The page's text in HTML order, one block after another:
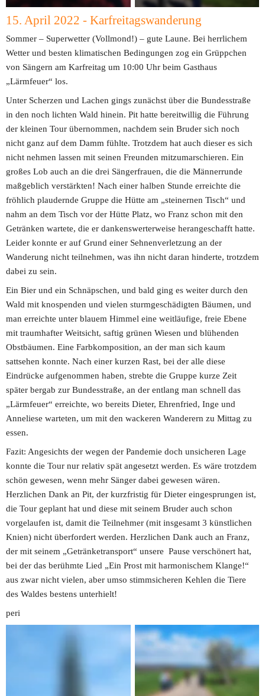
15. April 2022 - Karfreitagswanderung
Sommer – Superwetter (Vollmond!) – gute Laune. Bei herrlichem
Wetter und besten klimatischen Bedingungen zog ein Grüppchen
von Sängern am Karfreitag um 10:00 Uhr beim Gasthaus
„Lärmfeuer“ los.
Unter Scherzen und Lachen gings zunächst über die Bundesstraße
in den noch lichten Wald hinein. Pit hatte bereitwillig die Führung
der kleinen Tour übernommen, nachdem sein Bruder sich noch
nicht ganz auf dem Damm fühlte. Trotzdem hat auch dieser es sich
nicht nehmen lassen mit seinen Freunden mitzumarschieren. Ein
großes Lob auch an die drei Sängerfrauen, die die Männerrunde
maßgeblich verstärkten! Nach einer halben Stunde erreichte die
fröhlich plaudernde Gruppe die Hütte am „steinernen Tisch“ und
nahm an dem Tisch vor der Hütte Platz, wo Franz schon mit den
Getränken wartete, die er dankenswerterweise herangeschafft hatte.
Leider konnte er auf Grund einer Sehnenverletzung an der
Wanderung nicht teilnehmen, was ihn nicht daran hinderte, trotzdem
dabei zu sein.
Ein Bier und ein Schnäpschen, und bald ging es weiter durch den
Wald mit knospenden und vielen sturmgeschädigten Bäumen, und
man erreichte unter blauem Himmel eine weitläufige, freie Ebene
mit traumhafter Weitsicht, saftig grünen Wiesen und blühenden
Obstbäumen. Eine Farbkomposition, an der man sich kaum
sattsehen konnte. Nach einer kurzen Rast, bei der alle diese
Eindrücke aufgenommen haben, strebte die Gruppe kurze Zeit
später bergab zur Bundesstraße, an der entlang man schnell das
„Lärmfeuer“ erreichte, wo bereits Dieter, Ehrenfried, Inge und
Anneliese warteten, um mit den wackeren Wanderern zu Mittag zu
essen.
Fazit: Angesichts der wegen der Pandemie doch unsicheren Lage
konnte die Tour nur relativ spät angesetzt werden. Es wäre trotzdem
schön gewesen, wenn mehr Sänger dabei gewesen wären.
Herzlichen Dank an Pit, der kurzfristig für Dieter eingesprungen ist,
die Tour geplant hat und diese mit seinem Bruder auch schon
vorgelaufen ist, damit die Teilnehmer (mit insgesamt 3 künstlichen
Knien) nicht überfordert werden. Herzlichen Dank auch an Franz,
der mit seinem „Getränketransport“ unsere  Pause verschönert hat,
bei der das berühmte Lied „Ein Prost mit harmonischem Klange!“
aus zwar nicht vielen, aber umso stimmsicheren Kehlen die Tiere
des Waldes bestens unterhielt!
peri